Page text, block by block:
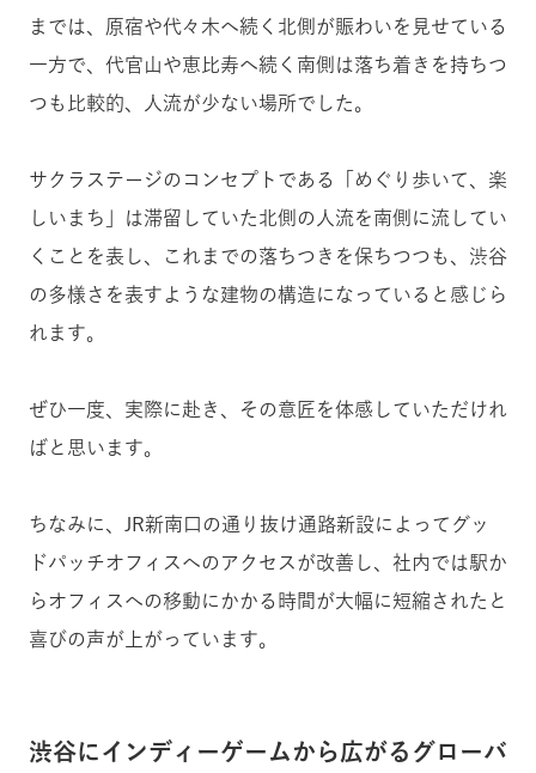
までは、原宿や代々木へ続く北側が賑わいを見せている
一方で、代官山や恵比寿へ続く南側は落ち着きを持ちつ
つも比較的、人流が少ない場所でした。
サクラステージのコンセプトである「めぐり歩いて、楽
しいまち」は滞留していた北側の人流を南側に流してい
くことを表し、これまでの落ちつきを保ちつつも、渋谷
の多様さを表すような建物の構造になっていると感じら
れます。
ぜひ一度、実際に赴き、その意匠を体感していただけれ
ばと思います。
ちなみに、JR新南口の通り抜け通路新設によってグッ
ドパッチオフィスへのアクセスが改善し、社内では駅か
らオフィスへの移動にかかる時間が大幅に短縮されたと
喜びの声が上がっています。
渋谷にインディーゲームから広がるグローバ